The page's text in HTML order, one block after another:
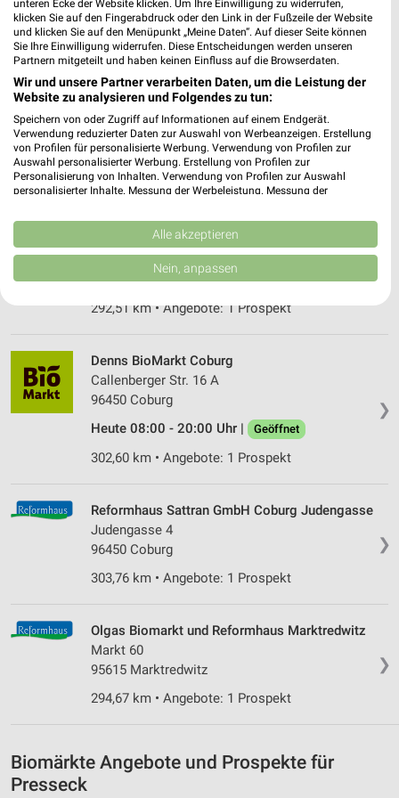
Hohenzollernring 54
95444 Bayreuth
313,42 km • Angebote: 1 Prospekt
Reformhaus Hereth Lichtenfels
Bamberger Str. 8
96215 Lichtenfels
310,22 km • Angebote: 1 Prospekt
❯
Drogerie Pester Wunsiedel
Karl-Sand-Str. 7
95632 Wunsiedel
292,51 km • Angebote: 1 Prospekt
❯
Denns BioMarkt Coburg
Callenberger Str. 16 A
96450 Coburg
Heute 08:00 - 20:00 Uhr |
Geöffnet
302,60 km • Angebote: 1 Prospekt
❯
Reformhaus Sattran GmbH Coburg Judengasse
Judengasse 4
96450 Coburg
303,76 km • Angebote: 1 Prospekt
❯
Olgas Biomarkt und Reformhaus Marktredwitz
Markt 60
95615 Marktredwitz
294,67 km • Angebote: 1 Prospekt
Biomärkte Angebote und Prospekte für
Presseck
unteren Ecke der Website klicken. Um Ihre Einwilligung zu widerrufen,
klicken Sie auf den Fingerabdruck oder den Link in der Fußzeile der Website
und klicken Sie auf den Menüpunkt „Meine Daten“. Auf dieser Seite können
Sie Ihre Einwilligung widerrufen. Diese Entscheidungen werden unseren
Partnern mitgeteilt und haben keinen Einfluss auf die Browserdaten.
Wir und unsere Partner verarbeiten Daten, um die Leistung der
Website zu analysieren und Folgendes zu tun:
Speichern von oder Zugriff auf Informationen auf einem Endgerät.
Verwendung reduzierter Daten zur Auswahl von Werbeanzeigen. Erstellung
von Profilen für personalisierte Werbung. Verwendung von Profilen zur
Auswahl personalisierter Werbung. Erstellung von Profilen zur
Personalisierung von Inhalten. Verwendung von Profilen zur Auswahl
personalisierter Inhalte. Messung der Werbeleistung. Messung der
Kombinationen von Daten aus verschiedenen Quellen. Entwicklung und
Verbesserung der Angebote. Verwendung reduzierter Daten zur Auswahl
von Inhalten.
Daten können außerhalb der Europäischen Union weitergegeben und in die
Website/App.
Wir nutzen Ihre Daten für folgende Zwecke:
IAB-Verarbeitungszwecke:
Speichern von oder Zugriff auf Informationen
auf einem Endgerät
Verwendung reduzierter Daten zur Auswahl von
Erstellung von Profilen für personalisierte
Werbung
Verwendung von Profilen zur Auswahl
personalisierter Werbung
von Inhalten
Verwendung von Profilen zur Auswahl
personalisierter Inhalte
Messung der Performance von Inhalten
Analyse von Zielgruppen durch Statistiken oder
Alle akzeptieren
Nein, anpassen